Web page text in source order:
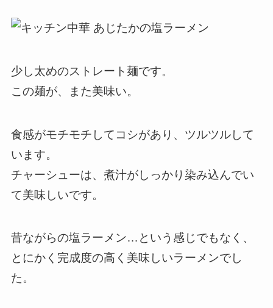
少し太めのストレート麺です。
この麺が、また美味い。
食感がモチモチしてコシがあり、ツルツルして
います。
チャーシューは、煮汁がしっかり染み込んでい
て美味しいです。
昔ながらの塩ラーメン…という感じでもなく、
とにかく完成度の高く美味しいラーメンでし
た。